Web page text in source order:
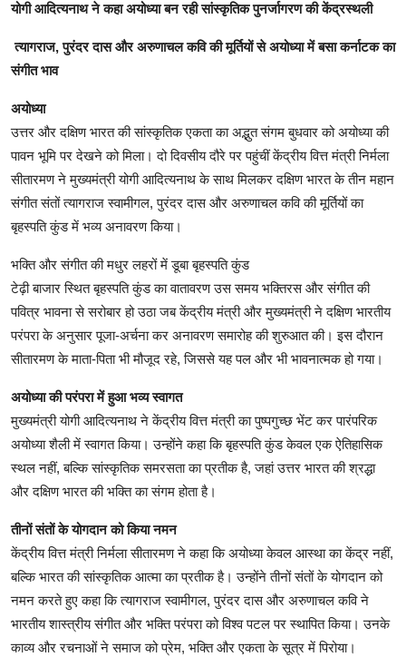
योगी आदित्यनाथ ने कहा अयोध्या बन रही सांस्कृतिक पुनर्जागरण की केंद्रस्थली
त्यागराज, पुरंदर दास और अरुणाचल कवि की मूर्तियों से अयोध्या में बसा कर्नाटक का
संगीत भाव
अयोध्या
उत्तर और दक्षिण भारत की सांस्कृतिक एकता का अद्भुत संगम बुधवार को अयोध्या की
पावन भूमि पर देखने को मिला। दो दिवसीय दौरे पर पहुंचीं केंद्रीय वित्त मंत्री निर्मला
सीतारमण ने मुख्यमंत्री योगी आदित्यनाथ के साथ मिलकर दक्षिण भारत के तीन महान
संगीत संतों त्यागराज स्वामीगल, पुरंदर दास और अरुणाचल कवि की मूर्तियों का
बृहस्पति कुंड में भव्य अनावरण किया।
भक्ति और संगीत की मधुर लहरों में डूबा बृहस्पति कुंड
टेढ़ी बाजार स्थित बृहस्पति कुंड का वातावरण उस समय भक्तिरस और संगीत की
पवित्र भावना से सरोबार हो उठा जब केंद्रीय मंत्री और मुख्यमंत्री ने दक्षिण भारतीय
परंपरा के अनुसार पूजा-अर्चना कर अनावरण समारोह की शुरुआत की। इस दौरान
सीतारमण के माता-पिता भी मौजूद रहे, जिससे यह पल और भी भावनात्मक हो गया।
अयोध्या की परंपरा में हुआ भव्य स्वागत
मुख्यमंत्री योगी आदित्यनाथ ने केंद्रीय वित्त मंत्री का पुष्पगुच्छ भेंट कर पारंपरिक
अयोध्या शैली में स्वागत किया। उन्होंने कहा कि बृहस्पति कुंड केवल एक ऐतिहासिक
स्थल नहीं, बल्कि सांस्कृतिक समरसता का प्रतीक है, जहां उत्तर भारत की श्रद्धा
और दक्षिण भारत की भक्ति का संगम होता है।
तीनों संतों के योगदान को किया नमन
केंद्रीय वित्त मंत्री निर्मला सीतारमण ने कहा कि अयोध्या केवल आस्था का केंद्र नहीं,
बल्कि भारत की सांस्कृतिक आत्मा का प्रतीक है। उन्होंने तीनों संतों के योगदान को
नमन करते हुए कहा कि त्यागराज स्वामीगल, पुरंदर दास और अरुणाचल कवि ने
भारतीय शास्त्रीय संगीत और भक्ति परंपरा को विश्व पटल पर स्थापित किया। उनके
काव्य और रचनाओं ने समाज को प्रेम, भक्ति और एकता के सूत्र में पिरोया।